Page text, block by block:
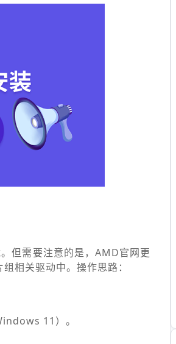
但需要注意的是，AMD官网更
相关驱动中。操作思路：
11）。